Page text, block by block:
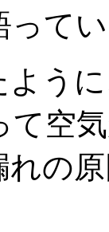
って
よう
て空
れの